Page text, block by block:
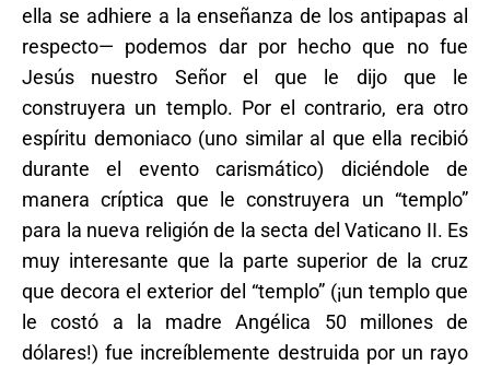
ella se adhiere a la enseñanza de los antipapas al
respecto— podemos dar por hecho que no fue
Jesús nuestro Señor el que le dijo que le
construyera un templo. Por el contrario, era otro
espíritu demoniaco (uno similar al que ella recibió
durante el evento carismático) diciéndole de
manera críptica que le construyera un “templo”
para la nueva religión de la secta del Vaticano II. Es
muy interesante que la parte superior de la cruz
que decora el exterior del “templo” (¡un templo que
le costó a la madre Angélica 50 millones de
dólares!) fue increíblemente destruida por un rayo